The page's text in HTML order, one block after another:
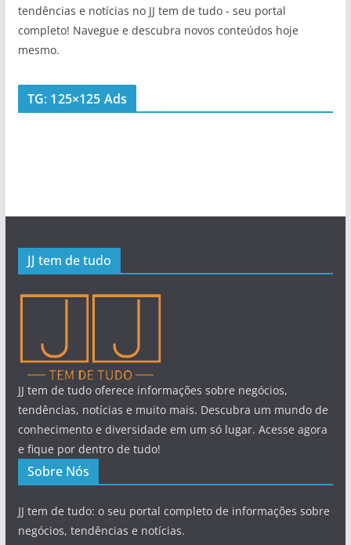
tendências e notícias no JJ tem de tudo - seu portal
completo! Navegue e descubra novos conteúdos hoje
mesmo.
TG: 125×125 Ads
JJ tem de tudo
JJ tem de tudo oferece informações sobre negócios,
tendências, notícias e muito mais. Descubra um mundo de
conhecimento e diversidade em um só lugar. Acesse agora
e fique por dentro de tudo!
Sobre Nós
JJ tem de tudo: o seu portal completo de informações sobre
negócios, tendências e notícias.